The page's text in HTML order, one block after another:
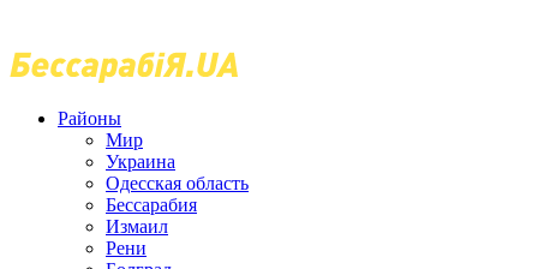
Районы
Мир
Украина
Одесская область
Бессарабия
Измаил
Рени